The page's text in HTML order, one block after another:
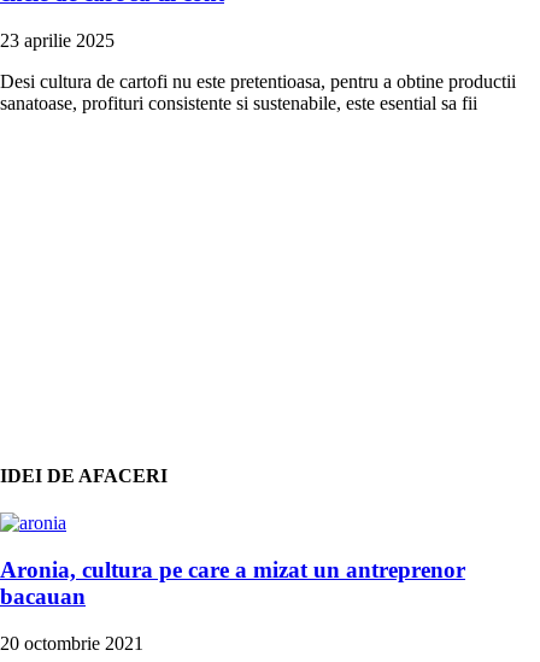
23 aprilie 2025
Desi cultura de cartofi nu este pretentioasa, pentru a obtine productii
sanatoase, profituri consistente si sustenabile, este esential sa fii
IDEI DE AFACERI
Aronia, cultura pe care a mizat un antreprenor
bacauan
20 octombrie 2021